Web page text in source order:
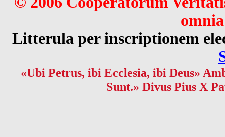
Litterula per inscriptionem
«Ubi Petrus, ibi Ecclesia, ibi Deus»
Sunt.» Divus Pius X